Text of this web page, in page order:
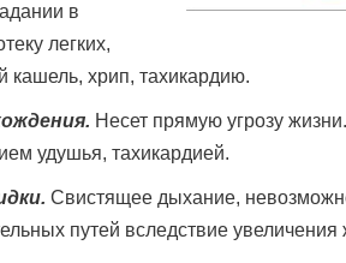
в
легких,
кашель, хрип, тахикардию.
Несет прямую угрозу
удушья, тахикардией.
Свистящее дыхание,
путей вследствие увеличения